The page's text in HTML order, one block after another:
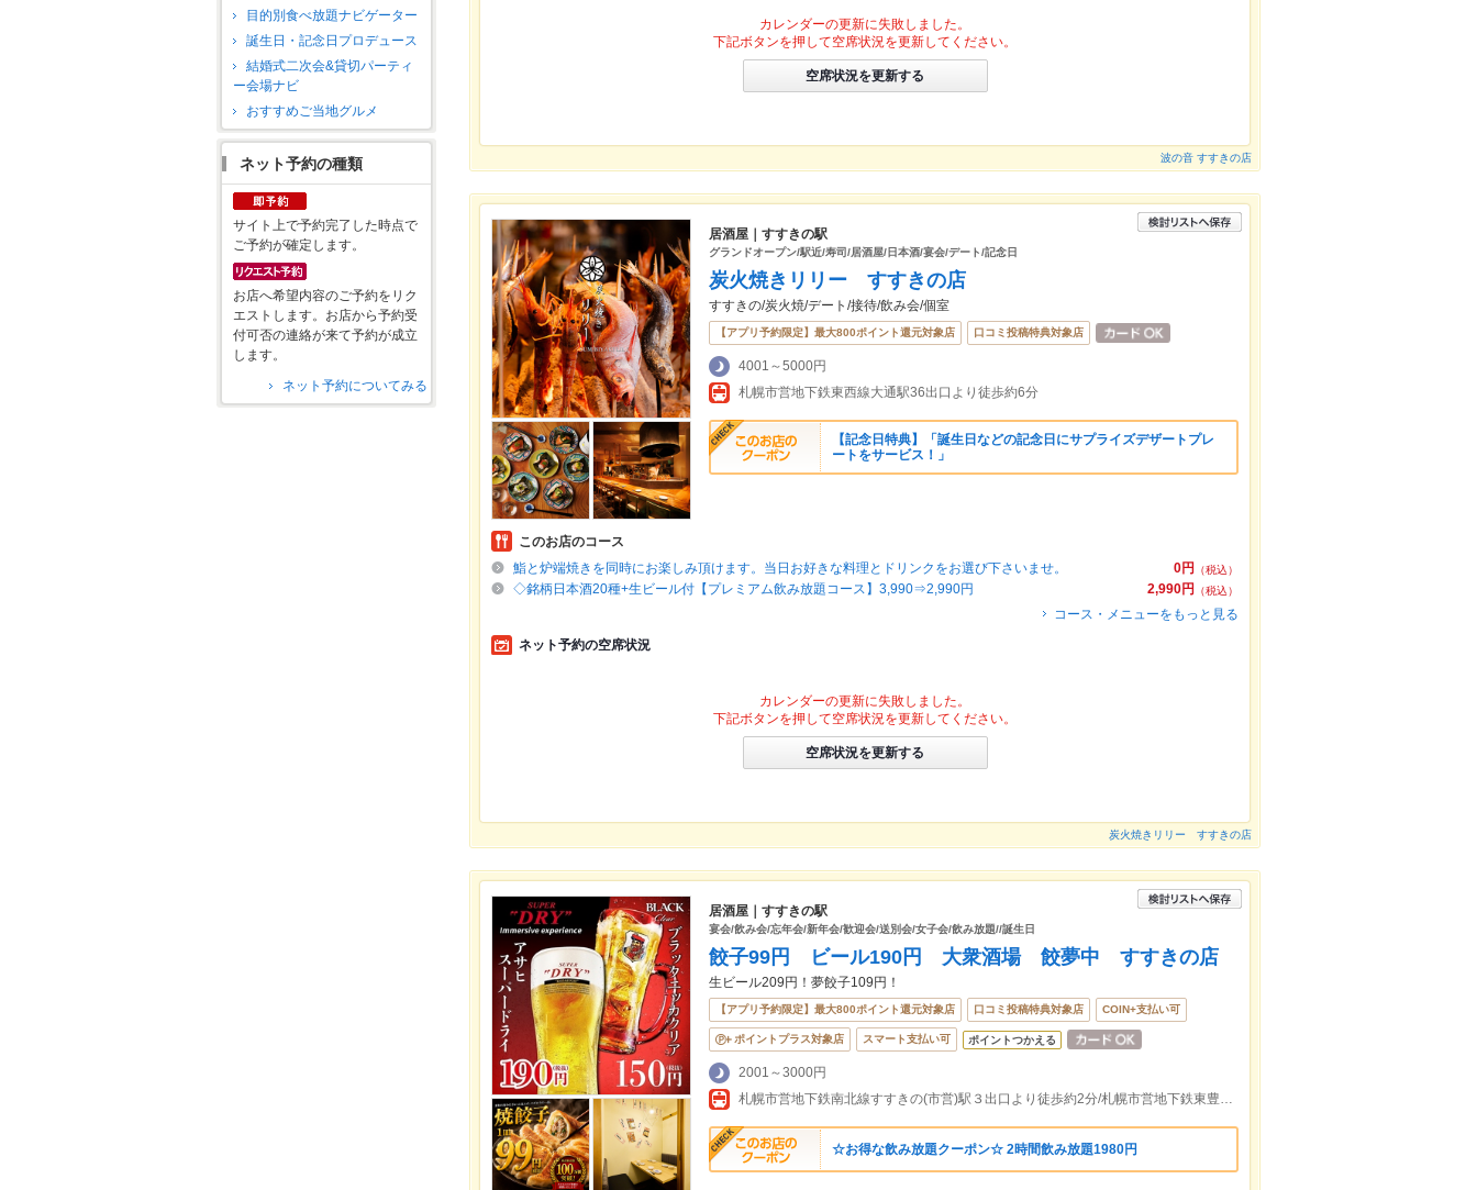
目的別食べ放題ナビゲーター
誕生日・記念日プロデュース
結婚式二次会&貸切パーティ
ー会場ナビ
おすすめご当地グルメ
ネット予約の種類
サイト上で予約完了した時点で
ご予約が確定します。
お店へ希望内容のご予約をリク
エストします。お店から予約受
付可否の連絡が来て予約が成立
します。
ネット予約についてみる
カレンダーの更新に失敗しました。
下記ボタンを押して空席状況を更新してください。
空席状況を更新する
波の音 すすきの店
居酒屋｜すすきの駅
グランドオープン/駅近/寿司/居酒屋/日本酒/宴会/デート/記念日
炭火焼きリリー すすきの店
すすきの/炭火焼/デート/接待/飲み会/個室
【アプリ予約限定】最大800ポイント還元対象店 口コミ投稿特典対象店
4001～5000円
札幌市営地下鉄東西線大通駅36出口より徒歩約6分
【記念日特典】「誕生日などの記念日にサプライズデザートプレ
ートをサービス！」
このお店のコース
0円
（税込）
鮨と炉端焼きを同時にお楽しみ頂けます。当日お好きな料理とドリンクをお選び下さいませ。
2,990円
（税込）
◇銘柄日本酒20種+生ビール付【プレミアム飲み放題コース】3,990⇒2,990円
コース・メニューをもっと見る
ネット予約の空席状況
カレンダーの更新に失敗しました。
下記ボタンを押して空席状況を更新してください。
空席状況を更新する
炭火焼きリリー すすきの店
居酒屋｜すすきの駅
宴会/飲み会/忘年会/新年会/歓迎会/送別会/女子会/飲み放題//誕生日
餃子99円 ビール190円 大衆酒場 餃夢中 すすきの店
生ビール209円！夢餃子109円！
【アプリ予約限定】最大800ポイント還元対象店 口コミ投稿特典対象店 COIN+支払い可
ポイントプラス対象店 スマート支払い可 ポイントつかえる
2001～3000円
札幌市営地下鉄南北線すすきの(市営)駅３出口より徒歩約2分/札幌市営地下鉄東豊線豊水すすきの駅３出口より徒歩約3分
☆お得な飲み放題クーポン☆ 2時間飲み放題1980円